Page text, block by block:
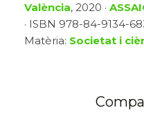
València, 2020 ·
· ISBN 978-84-9134-
Matèria: Societat i